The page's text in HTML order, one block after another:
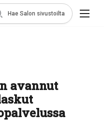
Hae Salon sivustoilta
avannut